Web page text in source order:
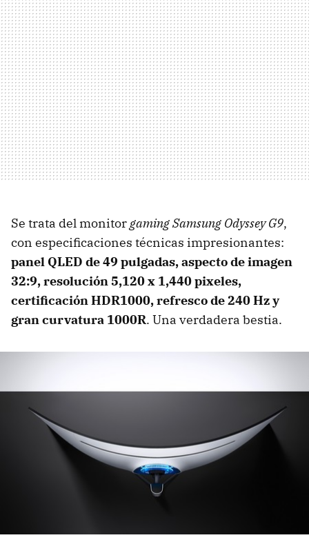
Se trata del monitorgamingSamsung Odyssey G9,
con especificaciones técnicas impresionantes:
panel QLED de 49 pulgadas, aspecto de imagen
32:9, resolución 5,120 x 1,440 pixeles,
certificación HDR1000, refresco de 240 Hz y
gran curvatura 1000R. Una verdadera bestia.